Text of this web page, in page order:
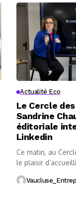
Actualité Eco
Le Cercle
Sandrine
éditoriale
Linkedin
Ce matin, au
le plaisir